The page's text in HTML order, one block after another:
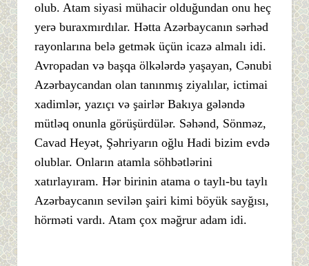
olub. Atam siyasi mühacir olduğundan onu heç
yerə buraxmırdılar. Hətta Azərbaycanın sərhəd
rayonlarına belə getmək üçün icazə almalı idi.
Avropadan və başqa ölkələrdə yaşayan, Cənubi
Azərbaycandan olan tanınmış ziyalılar, ictimai
xadimlər, yazıçı və şairlər Bakıya gələndə
mütləq onunla görüşürdülər. Səhənd, Sönməz,
Cavad Heyət, Şəhriyarın oğlu Hadi bizim evdə
olublar. Onların atamla söhbətlərini
xatırlayıram. Hər birinin atama o taylı-bu taylı
Azərbaycanın sevilən şairi kimi böyük sayğısı,
hörməti vardı. Atam çox məğrur adam idi.